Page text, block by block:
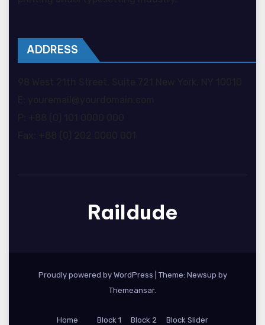
ADDRESS
Raildude
Proudly powered by WordPress
Theme: Newsup by
Themeansar.
Home Block 1 Block 2 Block Slider